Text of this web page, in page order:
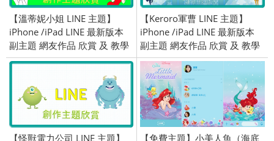
【溫蒂妮小姐 LINE 主題】
iPhone /iPad LINE 最新版本
副主題 網友作品 欣賞 及 教學
適用 (iOS)
【Keroro軍曹 LINE 主題】
iPhone /iPad LINE 最新版本
副主題 網友作品 欣賞 及 教學
適用 (iOS)
【怪獸電力公司 LINE 主題】 【免費主題】小美人魚（海底